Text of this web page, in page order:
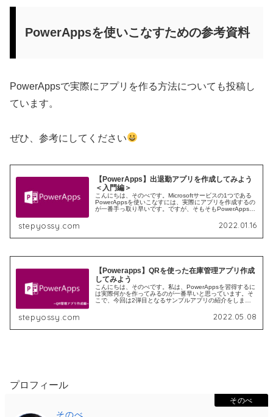
PowerAppsを使いこなすための参考資料
PowerAppsで実際にアプリを作る方法についても投稿し
ています。
ぜひ、参考にしてください
【PowerApps】出退勤アプリを作成してみよう
＜入門編＞
こんにちは、そのべです。Microsoftサービスの1つである
PowerAppsを使いこなすには、実際にアプリを作成するの
が一番手っ取り早いです。ですが、そもそもPowerAppsで
stepyossy.com 2022.01.16
【Powerapps】QRを使った在庫管理アプリ作成
してみよう
こんにちは、そのべです。私は、PowerAppsを習得するに
は実際何かを作ってみるのが一番早いと思っています。そ
こで、今回は2弾目となるサンプルアプリの紹介をしま
stepyossy.com 2022.05.08
プロフィール
そのべ
そのべ